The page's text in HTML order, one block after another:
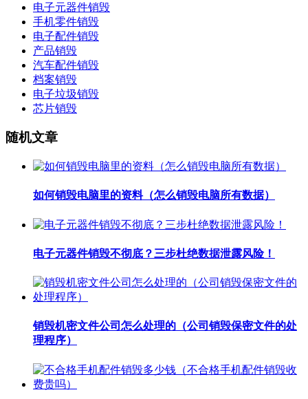
电子元器件销毁
手机零件销毁
电子配件销毁
产品销毁
汽车配件销毁
档案销毁
电子垃圾销毁
芯片销毁
随机文章
如何销毁电脑里的资料（怎么销毁电脑所有数据）
电子元器件销毁不彻底？三步杜绝数据泄露风险！
销毁机密文件公司怎么处理的（公司销毁保密文件的处
理程序）